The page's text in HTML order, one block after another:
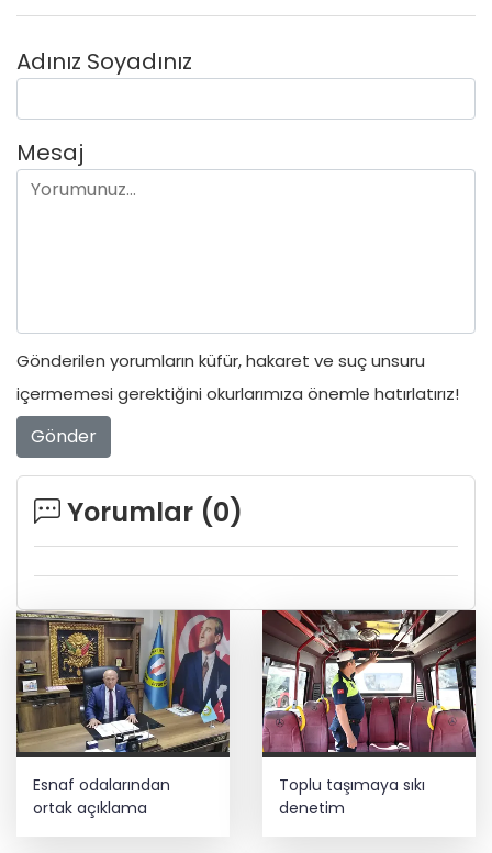
Adınız Soyadınız
Mesaj
Gönderilen yorumların küfür, hakaret ve suç unsuru
içermemesi gerektiğini okurlarımıza önemle hatırlatırız!
Gönder
Yorumlar (0)
Esnaf odalarından
ortak açıklama
Toplu taşımaya sıkı
denetim